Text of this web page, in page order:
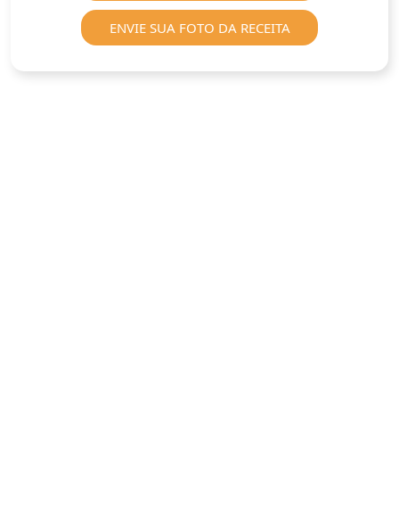
ENVIE SUA FOTO DA RECEITA